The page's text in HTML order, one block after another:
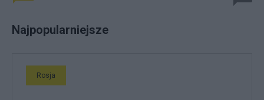
Najpopularniejsze
Rosja